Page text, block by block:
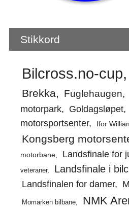
Stikkord
Bilcross.no-cup
Brekka
Fuglehaugen
motorpark
Goldagsløpet
motorsportsenter
Ifor
Kongsberg
motorbane
Landsfinale for
veteraner
Landsfinale i
Landsfinalen for damer
Momarken bilbane NMK